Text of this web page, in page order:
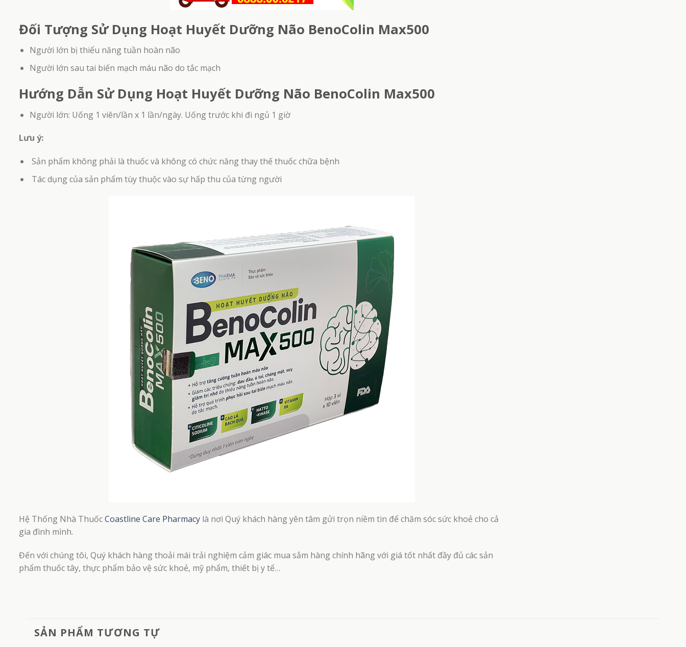
Đối Tượng Sử Dụng Hoạt Huyết Dưỡng Não BenoColin Max500
Người lớn bị thiểu năng tuần hoàn não
Người lớn sau tai biến mạch máu não do tắc mạch
Hướng Dẫn Sử Dụng Hoạt Huyết Dưỡng Não BenoColin Max500
Người lớn: Uống 1 viên/lần x 1 lần/ngày. Uống trước khi đi ngủ 1 giờ
Lưu ý:
Sản phẩm không phải là thuốc và không có chức năng thay thế thuốc chữa bệnh
Tác dụng của sản phẩm tùy thuộc vào sự hấp thu của từng người
Hệ Thống Nhà ThuốcCoastline Care Pharmacy là nơi Quý khách hàng yên tâm gửi trọn niềm tin để chăm sóc sức khoẻ cho cả
gia đình mình.
Đến với chúng tôi, Quý khách hàng thoải mái trải nghiệm cảm giác mua sắm hàng chính hãng với giá tốt nhất đầy đủ các sản
phẩm thuốc tây, thực phẩm bảo vệ sức khoẻ, mỹ phẩm, thiết bị y tế…
SẢN PHẨM TƯƠNG TỰ